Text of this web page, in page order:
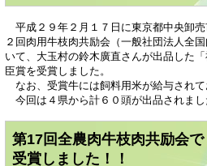
平成２９年２月１７日に東京都中央卸
２回肉用牛枝肉共励会（一般社団法人全
いて、大玉村の鈴木廣直さんが出品した
臣賞を受賞しました。
なお、受賞牛には飼料用米が給与されて
今回は４県から計６０頭が出品されまし
第17回全農肉牛枝肉共励会
受賞しました！！